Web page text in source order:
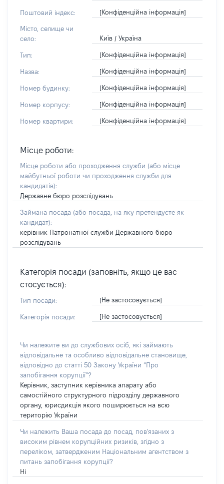
Поштовий індекс: [Конфіденційна інформація]
Місто, селище чи
село:
Київ / Україна
Тип: [Конфіденційна інформація]
Назва: [Конфіденційна інформація]
Номер будинку: [Конфіденційна інформація]
Номер корпусу: [Конфіденційна інформація]
Номер квартири: [Конфіденційна інформація]
Місце роботи:
Місце роботи або проходження служби (або місце
майбутньої роботи чи проходження служби для
кандидатів):
Державне бюро розслідувань
Займана посада (або посада, на яку претендуєте як
кандидат):
керівник Патронатної служби Державного бюро
розслідувань
Категорія посади (заповніть, якщо це вас
стосується):
Тип посади: [Не застосовується]
Категорія посади: [Не застосовується]
Чи належите ви до службових осіб, які займають
відповідальне та особливо відповідальне становище,
відповідно до статті 50 Закону України “Про
запобігання корупції”?
Керівник, заступник керівника апарату або
самостійного структурного підрозділу державного
органу, юрисдикція якого поширюється на всю
територію України
Чи належить Ваша посада до посад, пов'язаних з
високим рівнем корупційних ризиків, згідно з
переліком, затвердженим Національним агентством з
питань запобігання корупції?
Ні